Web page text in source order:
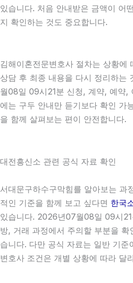
있습니다. 처음 안내받은 금액이 어
지 확인하는 것도 중요합니다.
김해이혼전문변호사 절차는 상황에
상담 후 최종 내용을 다시 정리하는
월08일 09시21분 신청, 계약, 예약,
에는 구두 안내만 듣기보다 확인 가
을 함께 살펴보는 편이 안전합니다.
대전흥신소 관련 공식 자료 확인
서대문구하수구막힘를 알아보는 과
적인 기준을 함께 보고 싶다면 한국
있습니다. 2026년07월08일 09시
방, 거래 과정에서 주의할 부분을
습니다. 다만 공식 자료는 일반 기준
변호사 조건은 개별 상황에 따라 달